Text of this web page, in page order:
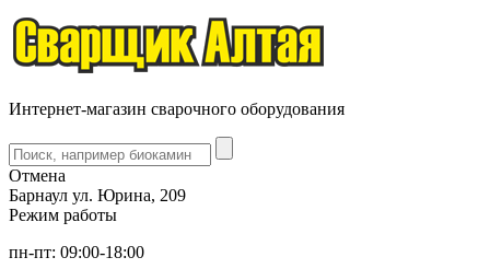
Интернет-магазин сварочного оборудования
Отмена
Барнаул ул. Юрина, 209
Режим работы
пн-пт: 09:00-18:00